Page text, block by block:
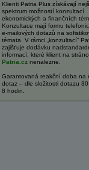
Klienti Patria Plus získávají
spektrum možností konzultací
ekonomických a finančních
Konzultace mají formu
e-mailových dotazů na
témata. V rámci „konzultací“
zajišťuje dodávku
informací, které klient na
Patria.cz nenalezne.
Garantovaná reakční doba na
dotaz – dle složitosti dotazu
8 hodin.